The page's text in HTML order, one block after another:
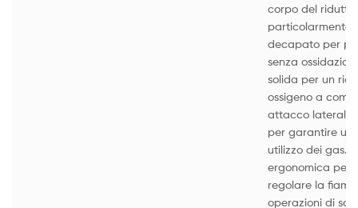
corpo del
particolarmente
decapato per
senza
solida per un
ossigeno a
attacco
per garantire un
utilizzo dei gas.
ergonomica
regolare la
operazioni di